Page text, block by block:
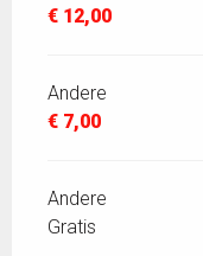
€ 12,00
Andere
€ 7,00
Andere
Gratis